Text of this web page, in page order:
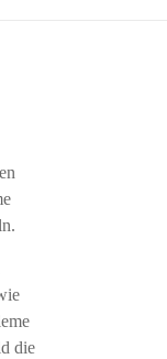
die